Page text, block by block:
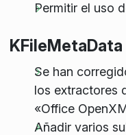
Permitir el uso
KFileMetaData
Se han
los extractores
«Office
Añadir varios